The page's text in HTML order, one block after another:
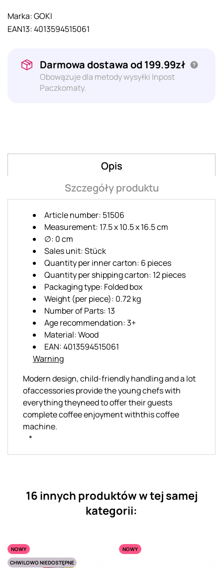
Marka:GOKI
EAN13:4013594515061
Darmowa dostawa od 199.99zł
Obowązuje dla metody wysyłki Inpost
Paczkomaty.
Opis
Szczegóły produktu
Article number: 51506
Measurement: 17.5 x 10.5 x 16.5 cm
∅: 0 cm
Sales unit: Stück
Quantity per inner carton: 6 pieces
Quantity per shipping carton: 12 pieces
Packaging type: Folded box
Weight (per piece): 0.72 kg
Number of Parts: 13
Age recommendation: 3+
Material: Wood
EAN: 4013594515061
Warning
Modern design, child-friendly handling and a lot
ofaccessories provide the young chefs with
everything theyneed to offer their guests
complete coffee enjoyment withthis coffee
machine.
*
16 innych produktów w tej samej
kategorii:
NOWY
CHWILOWO NIEDOSTĘPNE
NOWY